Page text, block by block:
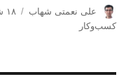
ن
و
علی نعمتی شهاب
ا۱۸ شهریور ۱۳۹۱
كسب‌و‌كار